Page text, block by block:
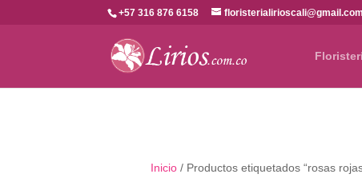
+57 316 876 6158 floristerialirioscali@gmail.com
Inicio / Productos etiquetados “rosas